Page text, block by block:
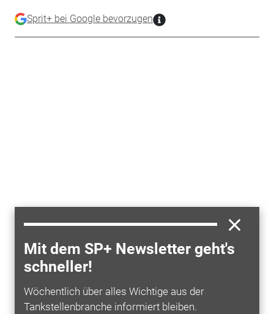
Sprit+ bei Google bevorzugen
Mit dem SP+ Newsletter geht's
schneller!
Wöchentlich über alles Wichtige aus der
Tankstellenbranche informiert bleiben.